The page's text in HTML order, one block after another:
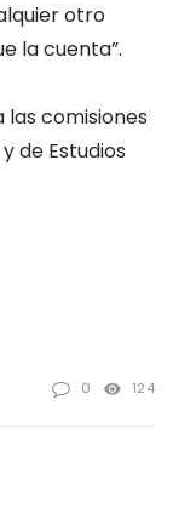
otro
la cuenta”.
comisiones
de Estudios
0 124